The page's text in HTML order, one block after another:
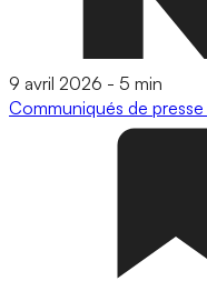
9 avril 2026 - 5 min
Communiqués de presse